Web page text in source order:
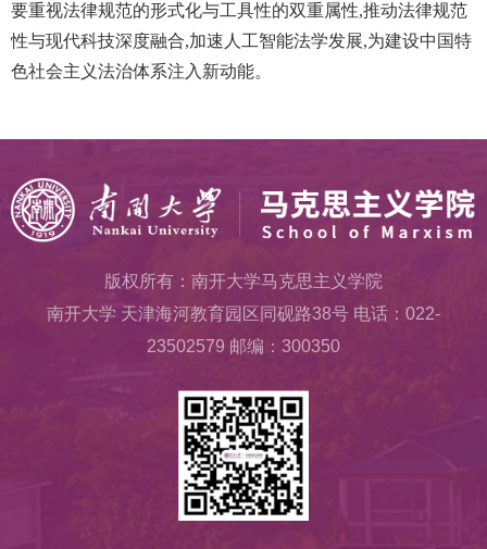
要重视法律规范的形式化与工具性的双重属性,推动法律规范
性与现代科技深度融合,加速人工智能法学发展,为建设中国特
色社会主义法治体系注入新动能。
版权所有：南开大学马克思主义学院
南开大学 天津海河教育园区同砚路38号 电话：022-
23502579 邮编：300350